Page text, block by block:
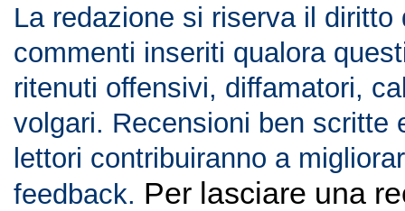
La redazione si riserva il diritto
commenti inseriti qualora
ritenuti offensivi, diffamatori,
volgari. Recensioni ben scritte
lettori contribuiranno a
feedback. Per lasciare una